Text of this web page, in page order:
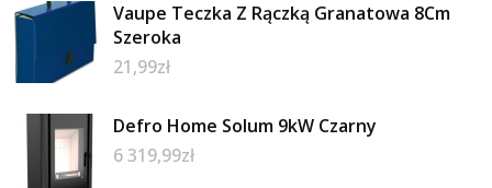
Vaupe Teczka Z Rączką Granatowa 8Cm
Szeroka
21,99zł
Defro Home Solum 9kW Czarny
6 319,99zł